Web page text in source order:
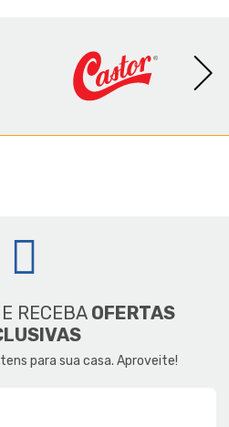
RECEBA OFERTAS
para sua casa. Aproveite!